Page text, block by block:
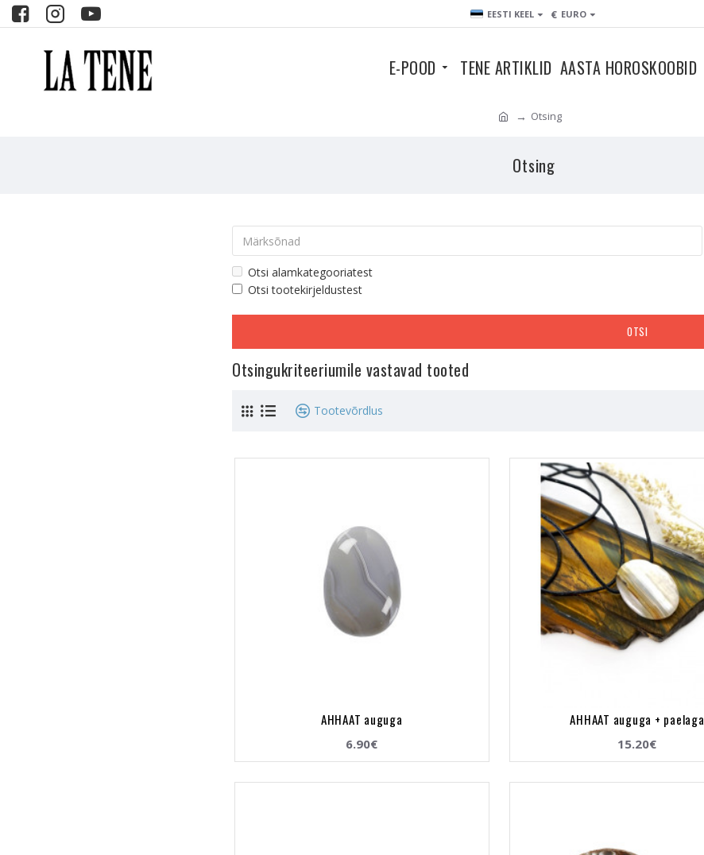
EESTI KEEL € EURO
E-POOD TENE ARTIKLID AASTA HOROSKOOBID
Otsing
Otsing
Otsi alamkategooriatest
Otsi tootekirjeldustest
OTSI
Otsingukriteeriumile vastavad tooted
Tootevõrdlus
AHHAAT auguga
6.90€
AHHAAT auguga + paelaga
15.20€